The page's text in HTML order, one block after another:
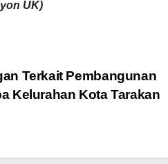
UK)
Terkait Pembangunan
Kelurahan Kota Tarakan